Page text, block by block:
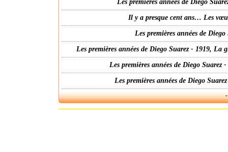
Les premières années de Diego
Il y a presque cent ans… Les
Les premières années de
Les premières années de Diego Suarez - 1919,
Les premières années de Diego
Les premières années de Diego